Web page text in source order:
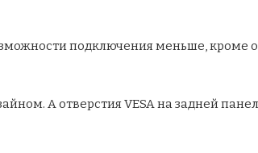
подключения меньше, кроме
А отверстия VESA на задней